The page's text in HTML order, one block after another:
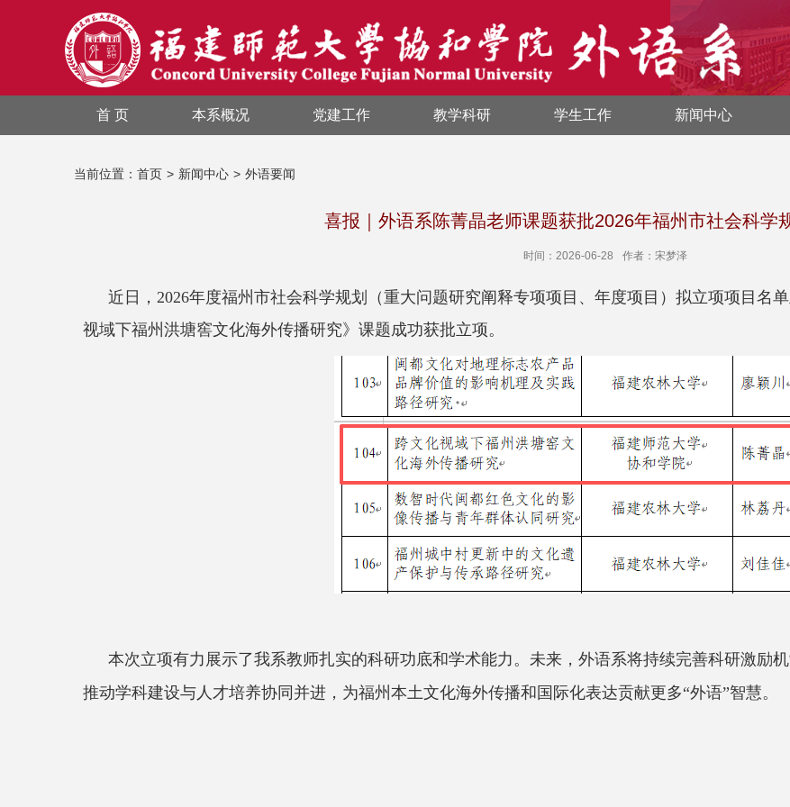
首 页 本系概况 党建工作 教学科研 学生工作 新闻中心
当前位置： 首页 > 新闻中心 > 外语要闻
喜报｜外语系陈菁晶老师课题获批2026年福州市社会科学
时间：2026-06-28 作者：宋梦泽
近日， 2026年度福州市社会科学规划（重大问题研究阐释专项项目、年度项目）拟立项项目名
视域下福州洪塘窖文化海外传播研究》 课题成功获批立项。
本次立项有力展示了我系教师扎实的科研功底和学术能力。未来， 外语系将持续完善科研激励
推动学科建设与人才培养协同并进， 为福州本土文化海外传播和国际化表达贡献更多“外语”智慧。